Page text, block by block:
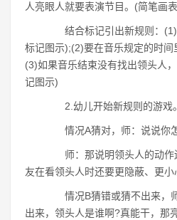
人亮眼人就要表演节目。(简笔画
结合标记引出新规则：(1)
标记图示);(2)要在音乐规定的时
(3)如果音乐结束没有找出领头人
记图示)
2.幼儿开始新规则的游戏。
情况A猜对，师：说说你怎
师：那说明领头人的动作
友在看领头人时还要更隐蔽、更小
情况B猜错或猜不出来，
出来，领头人是谁啊?真能干，那